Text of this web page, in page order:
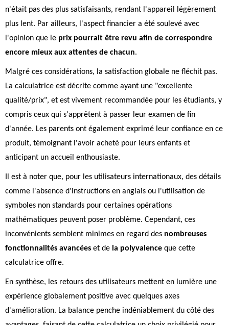
n'était pas des plus satisfaisants, rendant l'appareil légèrement
plus lent. Par ailleurs, l'aspect financier a été soulevé avec
l'opinion que le prix pourrait être revu afin de correspondre
encore mieux aux attentes de chacun.
Malgré ces considérations, la satisfaction globale ne fléchit pas.
La calculatrice est décrite comme ayant une "excellente
qualité/prix", et est vivement recommandée pour les étudiants, y
compris ceux qui s'apprêtent à passer leur examen de fin
d'année. Les parents ont également exprimé leur confiance en ce
produit, témoignant l'avoir acheté pour leurs enfants et
anticipant un accueil enthousiaste.
Il est à noter que, pour les utilisateurs internationaux, des détails
comme l'absence d'instructions en anglais ou l'utilisation de
symboles non standards pour certaines opérations
mathématiques peuvent poser problème. Cependant, ces
inconvénients semblent minimes en regard des nombreuses
fonctionnalités avancées et de la polyvalence que cette
calculatrice offre.
En synthèse, les retours des utilisateurs mettent en lumière une
expérience globalement positive avec quelques axes
d'amélioration. La balance penche indéniablement du côté des